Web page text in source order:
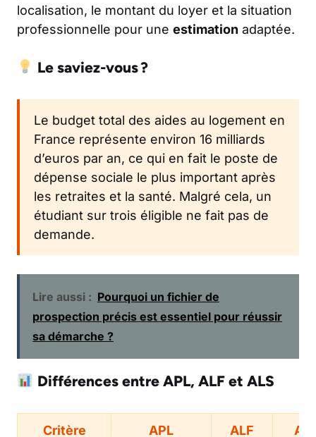
localisation, le montant du loyer et la situation
professionnelle pour une estimation adaptée.
Le saviez-vous ?
Le budget total des aides au logement en
France représente environ 16 milliards
d’euros par an, ce qui en fait le poste de
dépense sociale le plus important après
les retraites et la santé. Malgré cela, un
étudiant sur trois éligible ne fait pas de
demande.
Lire aussi : Pourquoi un fichier de
prospection précis est essentiel pour réussir
sa démarche ?
Différences entre APL, ALF et ALS
Critère APL ALF